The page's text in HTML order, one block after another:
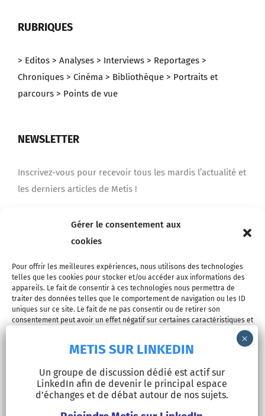
Gérer le consentement aux
cookies
Pour offrir les meilleures expériences, nous utilisons des technologies
telles que les cookies pour stocker et/ou accéder aux informations des
appareils. Le fait de consentir à ces technologies nous permettra de
traiter des données telles que le comportement de navigation ou les ID
uniques sur ce site. Le fait de ne pas consentir ou de retirer son
consentement peut avoir un effet négatif sur certaines caractéristiques et
Refuser
RUBRIQUES
> Editos > Analyses > Interviews > Reportages >
Chroniques > Cinéma > Bibliothèque > Portraits et
parcours > Points de vue
NEWSLETTER
Inscrivez-vous pour recevoir tous les mardis l’actualité et
les derniers articles de Metis !
© Copyright 2026 - METIS EUROPE | Tous droits réservés |
Mentions légales
METIS SUR LINKEDIN
Un groupe de discussion dédié est actif sur
LinkedIn afin de devenir le principal espace
d’échanges et de débat autour de nos sujets.